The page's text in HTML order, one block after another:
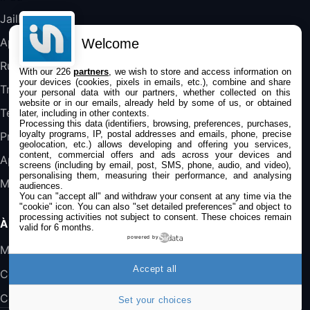
357,4€
Jeu FIFA 20 sur PC (code à télécharger)
45,98€57,99€Rue Du Commerce (Vendeur Tiers)
Jailbreak
Applications
Rumeurs
Trucs & astuces
Tests
Promos
Apple
Mac
À PROPOS
Mentions légales
Confidentialité
Contact
Welcome
With our 226partners , we wish to store and access information on
your devices (cookies, pixels in emails, etc.), combine and share
your personal data with our partners, whether collected on this
website or in our emails, already held by some of us, or obtained
later, including in other contexts.
Processing this data (identifiers, browsing, preferences, purchases,
loyalty programs, IP, postal addresses and emails, phone, precise
geolocation, etc.) allows developing and offering you services,
content, commercial offers and ads across your devices and
screens (including by email, post, SMS, phone, audio, and video),
personalising them, measuring their performance, and analysing
audiences.
You can "accept all" and withdraw your consent at any time via the
"cookie" icon. You can also "set detailed preferences" and object to
processing activities not subject to consent. These choices remain
valid for 6 months.
powered by
Set your choices
Accept all